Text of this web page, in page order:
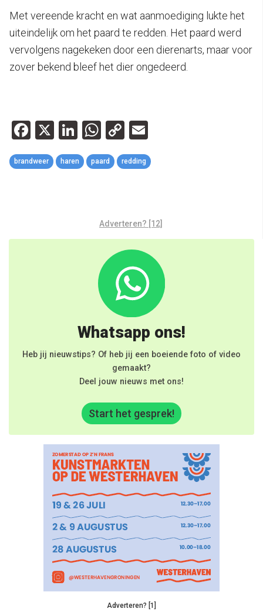
Met vereende kracht en wat aanmoediging lukte het
uiteindelijk om het paard te redden. Het paard werd
vervolgens nagekeken door een dierenarts, maar voor
zover bekend bleef het dier ongedeerd.
Facebook
X LinkedIn
WhatsApp
Copy
Link
brandweer haren paard redding
Adverteren? [12]
Whatsapp ons!
Heb jij nieuwstips? Of heb jij een boeiende foto of video
gemaakt?
Deel jouw nieuws met ons!
Start het gesprek!
Adverteren? [1]